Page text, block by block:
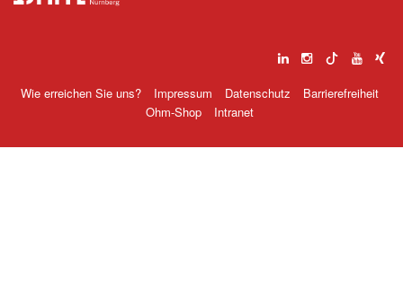
Wie erreichen Sie uns? Impressum Datenschutz
Barrierefreiheit
Ohm-Shop
Intranet